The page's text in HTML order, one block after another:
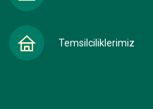
Temsilciliklerimiz